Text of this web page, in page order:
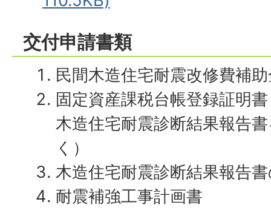
交付申請書類
民間木造住宅耐震改修費補
固定資産課税台帳登録証明
木造住宅耐震診断結果報告
く）
木造住宅耐震診断結果報告
耐震補強工事計画書